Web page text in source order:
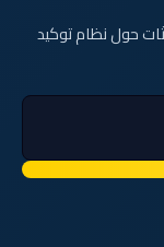
حول نظام توكيد